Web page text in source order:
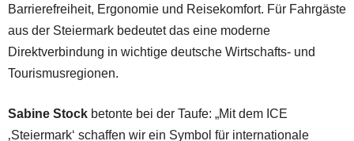
Barrierefreiheit, Ergonomie und Reisekomfort. Für Fahrgäste
aus der Steiermark bedeutet das eine moderne
Direktverbindung in wichtige deutsche Wirtschafts- und
Tourismusregionen.
Sabine Stock betonte bei der Taufe: „Mit dem ICE
‚Steiermark‘ schaffen wir ein Symbol für internationale